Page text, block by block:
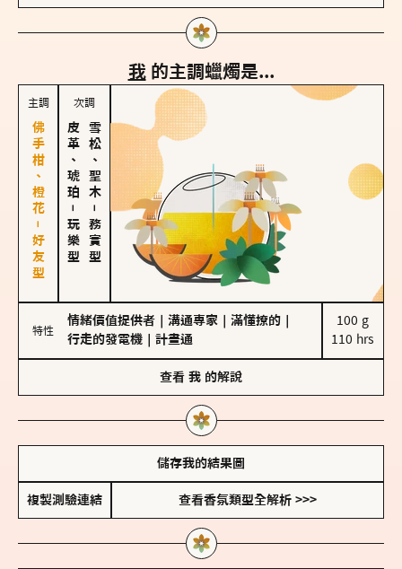
我 的主調蠟燭是...
主調
佛手柑、橙花－好友型
次調
皮革、琥珀
－
玩樂型
雪松、聖木
－
務實型
特性
情緒價值提供者 溝通專家 滿懂撩的
行走的發電機
計畫通
100 g
110 hrs
查看 我 的解說
儲存我的結果圖
複製測驗連結 查看香氛類型全解析 >>>